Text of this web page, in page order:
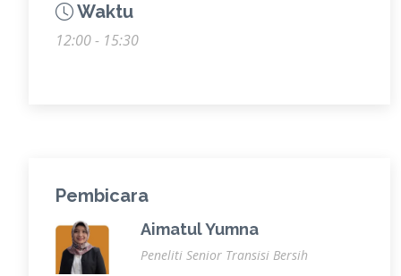
Waktu
12:00 - 15:30
Pembicara
Aimatul Yumna
Peneliti Senior Transisi Bersih